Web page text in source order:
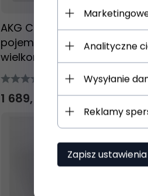
AKG C 214 Mikrofon
pojemnościowy
wielkomembranowy
(0)
1 689, PLN
Analityczne
Wysyłanie
Reklamy
Zapisz